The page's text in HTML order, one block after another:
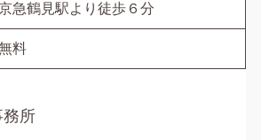
急鶴見駅より徒歩６分
料
務所